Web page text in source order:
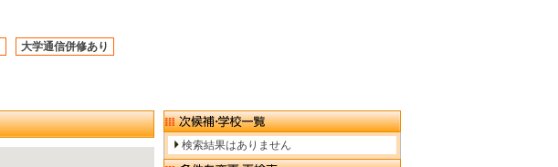
大学通信併修あり
検索結果はありません